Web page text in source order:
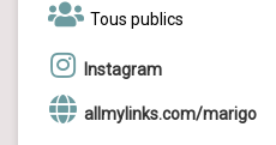
Tous publics
Instagram
allmylinks.com/marigo